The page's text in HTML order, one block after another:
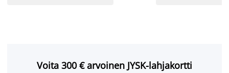
Voita 300 € arvoinen JYSK-lahjakortti